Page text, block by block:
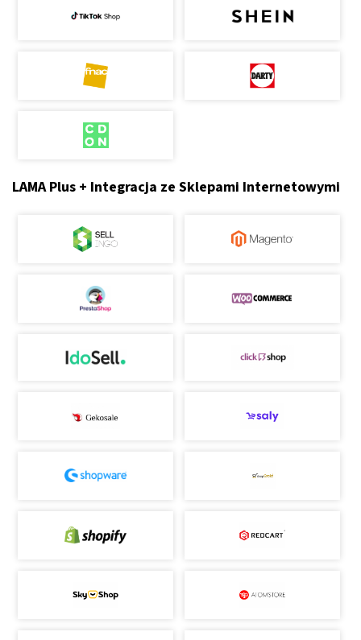
LAMA Plus + Integracja ze Sklepami Internetowymi